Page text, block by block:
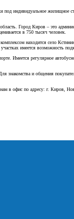
индивидуальное
Город Киров – это
в 750 тысяч человек.
находится село
имеется возможность
Имеется регулярное
знакомства и общения
в офис по адресу: г. Киров,